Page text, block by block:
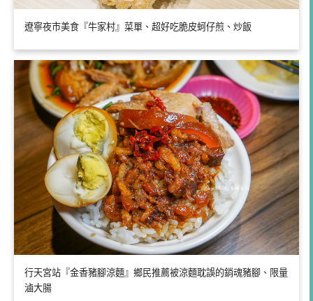
遼寧夜市美食『牛家村』菜單、超好吃脆皮蚵仔煎、炒飯
行天宮站『金香豬腳涼麵』鄉民推薦被涼麵耽誤的銷魂豬腳、限量
滷大腸